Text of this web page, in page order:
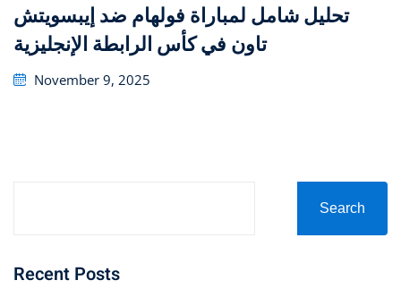
تحليل شامل لمباراة فولهام ضد إيبسويتش
تاون في كأس الرابطة الإنجليزية
Posted
November 9, 2025
Search
Recent Posts